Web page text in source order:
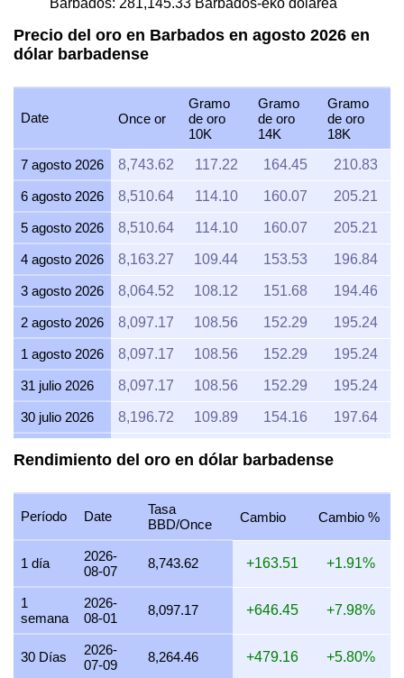
Barbados: 281,145.33 Barbados-eko dolarea
Precio del oro en Barbados en agosto 2026 en
dólar barbadense
Date Once or
Gramo
de oro
10K
Gramo
de oro
14K
Gramo
de oro
18K
7 agosto 2026
8,743.62 117.22 164.45 210.83
6 agosto 2026 8,510.64 114.10 160.07 205.21
5 agosto 2026 8,510.64 114.10 160.07 205.21
4 agosto 2026 8,163.27 109.44 153.53 196.84
3 agosto 2026 8,064.52 108.12 151.68 194.46
2 agosto 2026 8,097.17 108.56 152.29 195.24
1 agosto 2026 8,097.17 108.56 152.29 195.24
31 julio 2026 8,097.17 108.56 152.29 195.24
30 julio 2026 8,196.72 109.89 154.16 197.64
27 julio 2026 8,163.27 153.53 196.84
26 julio 2026 8,097.17 108.56 152.29 195.24
25 julio 2026 8,097.17
24 julio 2026 8,130.08 109.00 152.91 196.04
23 julio 2026 8,097.17 108.56
22 julio 2026
Rendimiento del oro en dólar barbadense
Período Date
Tasa
BBD/Once
Cambio Cambio %
1 día
2026-
08-07
8,743.62 +163.51 +1.91%
1
semana
2026-
08-01
8,097.17 +646.45 +7.98%
30 Días
2026-
07-09
8,264.46 +479.16 +5.80%